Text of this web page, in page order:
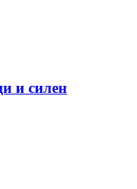
и силен